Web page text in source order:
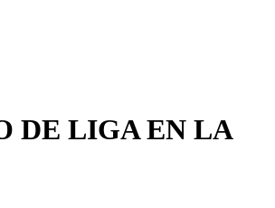
DE LIGA EN LA